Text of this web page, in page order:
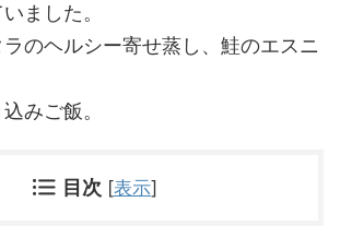
ました。
のヘルシー寄せ蒸し、鮭のエスニ
みご飯。
目次 [表示]